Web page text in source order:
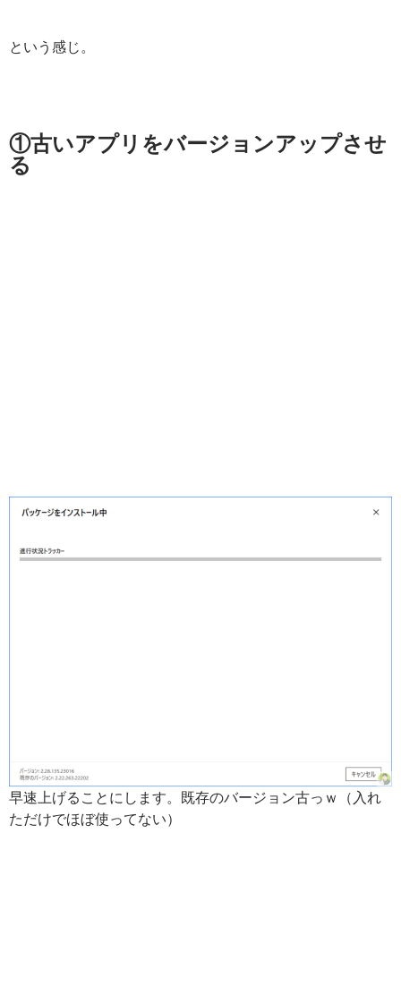
という感じ。
①古いアプリをバージョンアップさせ
る
早速上げることにします。既存のバージョン古っｗ（入れ
ただけでほぼ使ってない）